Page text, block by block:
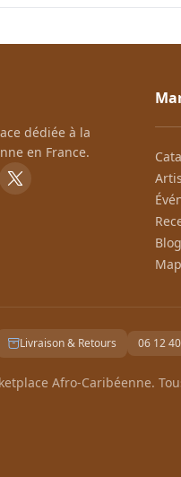
dédiée à la
en France.
Blog
Map
Livraison & Retours 06 12
Afro-Caribéenne.